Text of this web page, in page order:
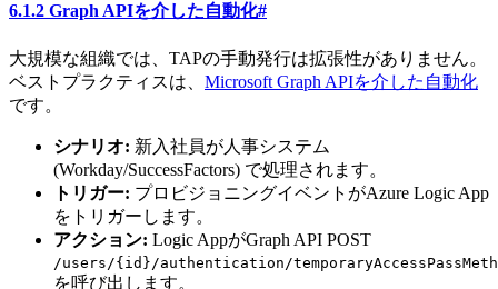
6.1.2 Graph APIを介した自動化#
大規模な組織では、TAPの手動発行は拡張性がありません。
ベストプラクティスは、 Microsoft Graph APIを介した自動化
です。
シナリオ: 新入社員が人事システム
(Workday/SuccessFactors) で処理されます。
トリガー: プロビジョニングイベントがAzure Logic App
をトリガーします。
アクション: Logic AppがGraph API POST
/users/{id}/authentication/
を呼び出します。